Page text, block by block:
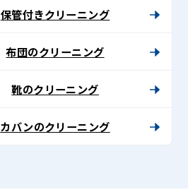
保管付きクリーニング
布団のクリーニング
靴のクリーニング
カバンのクリーニング